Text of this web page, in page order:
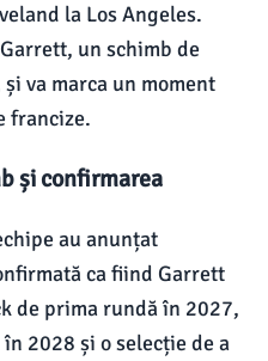
la Los Angeles.
un schimb de
va marca un moment
francize.
și confirmarea
au anunțat
ca fiind Garrett
de prima rundă în 2027,
2028 și o selecție de a